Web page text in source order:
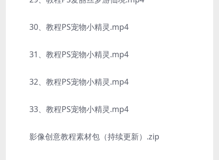
30、教程PS宠物小精灵.mp4
31、教程PS宠物小精灵.mp4
32、教程PS宠物小精灵.mp4
33、教程PS宠物小精灵.mp4
影像创意教程素材包（持续更新）.zip